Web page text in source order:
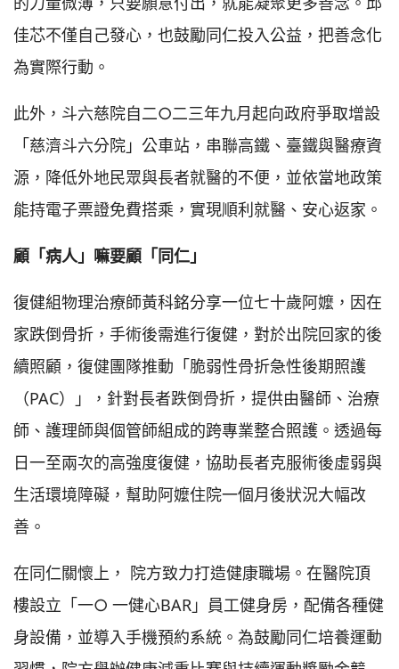
佳芯不僅自己發心，也鼓勵同仁投入公益，把善念化
為實際行動。
此外，斗六慈院自二○二三年九月起向政府爭取增設
「慈濟斗六分院」公車站，串聯高鐵、臺鐵與醫療資
源，降低外地民眾與長者就醫的不便，並依當地政策
能持電子票證免費搭乘，實現順利就醫、安心返家。
顧「病人」嘛要顧「同仁」
復健組物理治療師黃科銘分享一位七十歲阿嬤，因在
家跌倒骨折，手術後需進行復健，對於出院回家的後
續照顧，復健團隊推動「脆弱性骨折急性後期照護
（PAC）」，針對長者跌倒骨折，提供由醫師、治療
師、護理師與個管師組成的跨專業整合照護。透過每
日一至兩次的高強度復健，協助長者克服術後虛弱與
生活環境障礙，幫助阿嬤住院一個月後狀況大幅改
善。
在同仁關懷上， 院方致力打造健康職場。在醫院頂
樓設立「一○ 一健心BAR」員工健身房，配備各種健
身設備，並導入手機預約系統。為鼓勵同仁培養運動